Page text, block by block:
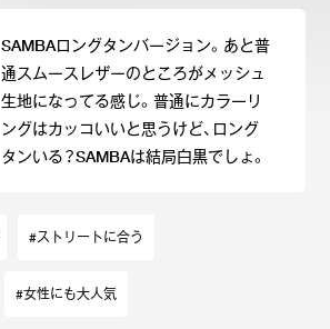
SAMBAロングタンバージョン。あと普
通スムースレザーのところがメッシュ
生地になってる感じ。普通にカラーリ
ングはカッコいいと思うけど、ロング
タンいる？SAMBAは結局白黒でしょ。
#ストリートに合う
#女性にも大人気